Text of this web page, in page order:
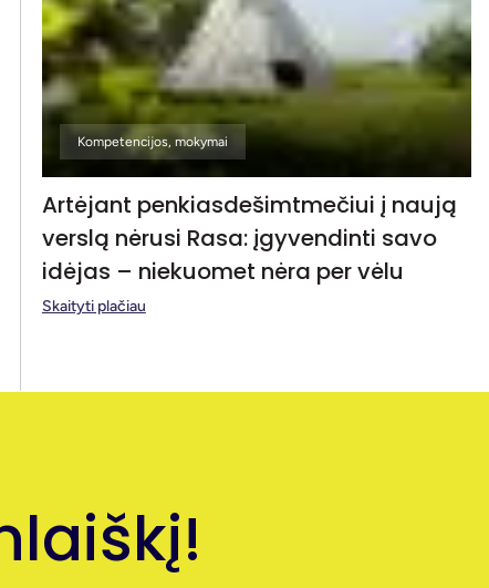
Kompetencijos, mokymai
Artėjant penkiasdešimtmečiui į naują
verslą nėrusi Rasa: įgyvendinti savo
idėjas – niekuomet nėra per vėlu
Skaityti plačiau